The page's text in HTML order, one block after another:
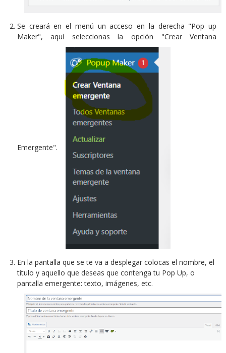
Se creará en el menú un acceso en la derecha "Pop up
Maker", aquí seleccionas la opción "Crear Ventana
Emergente".
En la pantalla que se te va a desplegar colocas el nombre, el
título y aquello que deseas que contenga tu Pop Up, o
pantalla emergente: texto, imágenes, etc.